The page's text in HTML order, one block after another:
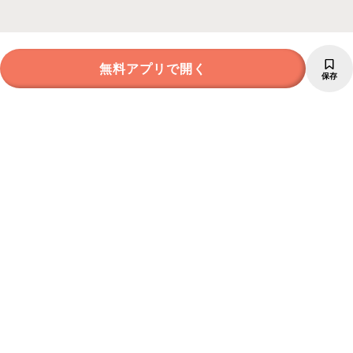
無料アプリで開く 保存